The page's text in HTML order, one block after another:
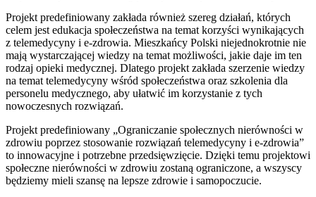
Projekt predefiniowany zakłada również szereg działań, których
celem jest edukacja społeczeństwa na temat korzyści wynikających
z telemedycyny i e-zdrowia. Mieszkańcy Polski niejednokrotnie nie
mają wystarczającej wiedzy na temat możliwości, jakie daje im ten
rodzaj opieki medycznej. Dlatego projekt zakłada szerzenie wiedzy
na temat telemedycyny wśród społeczeństwa oraz szkolenia dla
personelu medycznego, aby ułatwić im korzystanie z tych
nowoczesnych rozwiązań.
Projekt predefiniowany „Ograniczanie społecznych nierówności w
zdrowiu poprzez stosowanie rozwiązań telemedycyny i e-zdrowia”
to innowacyjne i potrzebne przedsięwzięcie. Dzięki temu projektowi
społeczne nierówności w zdrowiu zostaną ograniczone, a wszyscy
będziemy mieli szansę na lepsze zdrowie i samopoczucie.